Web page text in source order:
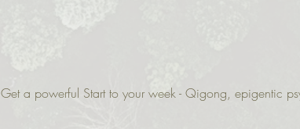
Get a powerful Start to your week - Qigong, epigentic